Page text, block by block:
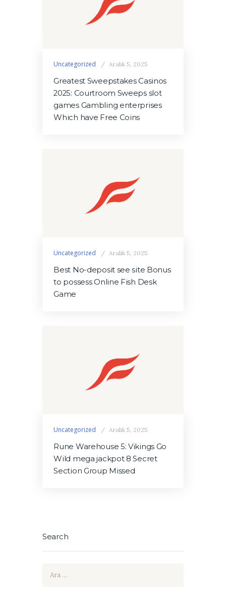
Uncategorized Aralık 5, 2025
Greatest Sweepstakes Casinos
2025: Courtroom Sweeps slot
games Gambling enterprises
Which have Free Coins
Uncategorized Aralık 5, 2025
Best No-deposit see site Bonus
to possess Online Fish Desk
Game
Uncategorized Aralık 5, 2025
Rune Warehouse 5: Vikings Go
Wild mega jackpot 8 Secret
Section Group Missed
Search